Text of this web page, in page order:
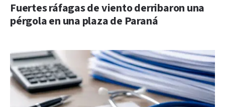
Fuertes ráfagas de viento derribaron una
pérgola en una plaza de Paraná